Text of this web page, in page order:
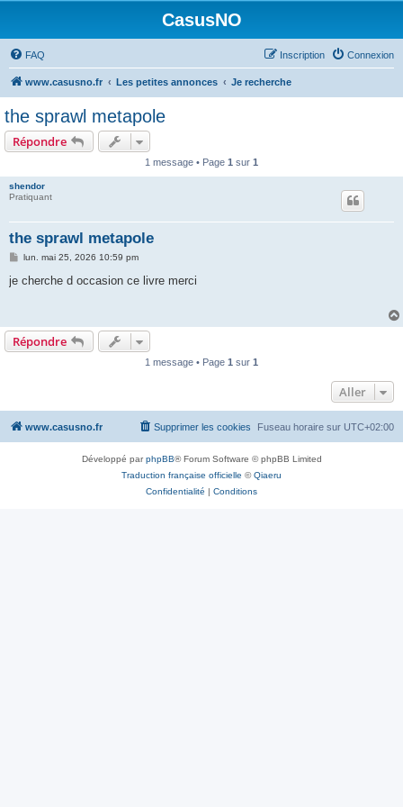
CasusNO
FAQ Connexion
Inscription
www.casusno.fr Les petites annonces Je recherche
the sprawl metapole
Répondre
1 message • Page 1 sur 1
shendor
Pratiquant
the sprawl metapole
M
s
lun. mai 25, 2026 10:59 pm
je cherche d occasion ce livre merci
Répondre
1 message • Page 1 sur 1
Aller
www.casusno.fr Fuseau horaire sur UTC+02:00
Supprimer les cookies
Développé parphpBB® Forum Software © phpBB Limited
Traduction française officielle ©Qiaeru
Confidentialité | Conditions